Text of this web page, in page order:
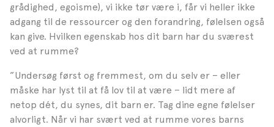
grådighed, egoisme), vi ikke tør være i, får vi heller ikke
adgang til de ressourcer og den forandring, følelsen også
kan give. Hvilken egenskab hos dit barn har du sværest
ved at rumme?
”Undersøg først og fremmest, om du selv er – eller
måske har lyst til at få lov til at være – lidt mere af
netop dét, du synes, dit barn er. Tag dine egne følelser
alvorligt. Når vi har svært ved at rumme vores barns